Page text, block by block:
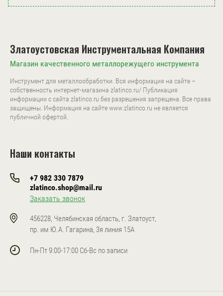
Златоустовская Инструментальная Компания
Магазин качественного металлорежущего инструмента
Инструмент для металлообработки. Вся информация на сайте –
собственность интернет-магазина zlatinco.ru/ Публикация
информации с сайта zlatinco.ru без разрешения запрещена. Все права
защищены. Информация на сайте www.zlatinco.ru не является
публичной офертой.
Наши контакты
+7 982 330 7879
zlatinco.shop@mail.ru
Заказать звонок
456228, Челябинская область, г. Златоуст,
пр. им Ю.А. Гагарина, 3я линия 15А
Пн-Пт 9:00-17:00 Сб-Вс по записи